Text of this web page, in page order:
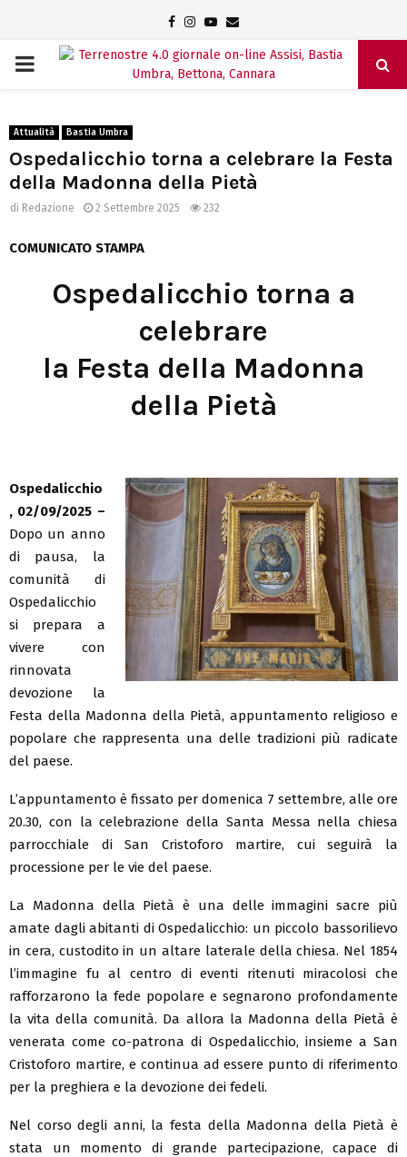
Facebook
Instagram
Youtube
Email
PRIMARY
Attualità Bastia Umbra
Ospedalicchio torna a celebrare la Festa
della Madonna della Pietà
di Redazione 2 Settembre 2025 232
COMUNICATO STAMPA
Ospedalicchio torna a
celebrare
la Festa della Madonna
della Pietà
Ospedalicchio
, 02/09/2025 –
Dopo un anno
di pausa, la
comunità di
Ospedalicchio
si prepara a
vivere con
rinnovata
devozione la
Festa della Madonna della Pietà, appuntamento religioso e
popolare che rappresenta una delle tradizioni più radicate
del paese.
L’appuntamento è fissato per domenica 7 settembre, alle ore
20.30, con la celebrazione della Santa Messa nella chiesa
parrocchiale di San Cristoforo martire, cui seguirà la
processione per le vie del paese.
La Madonna della Pietà è una delle immagini sacre più
amate dagli abitanti di Ospedalicchio: un piccolo bassorilievo
in cera, custodito in un altare laterale della chiesa. Nel 1854
l’immagine fu al centro di eventi ritenuti miracolosi che
rafforzarono la fede popolare e segnarono profondamente
la vita della comunità. Da allora la Madonna della Pietà è
venerata come co-patrona di Ospedalicchio, insieme a San
Cristoforo martire, e continua ad essere punto di riferimento
per la preghiera e la devozione dei fedeli.
Nel corso degli anni, la festa della Madonna della Pietà è
stata un momento di grande partecipazione, capace di